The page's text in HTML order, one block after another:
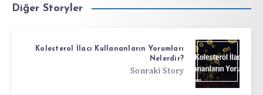
Diğer Storyler
Kolesterol İlacı Kullananların Yorumları
Nelerdir?
Sonraki Story